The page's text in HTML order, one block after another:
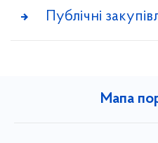
Публічні
Мапа